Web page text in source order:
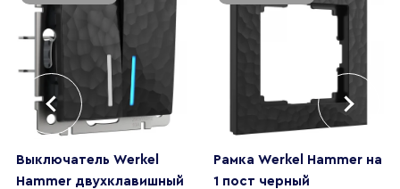
Выключатель Werkel
Hammer двухклавишный
Рамка Werkel Hammer на
1 пост черный